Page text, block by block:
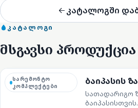
კატალოგში
ᲙᲐᲢᲐᲚᲝᲒᲘ
მსგავსი პროდუქცია
სარემონტო
კომპლექტები
ბაიპასის
სათადარიგო
ბაიპასისთვის.